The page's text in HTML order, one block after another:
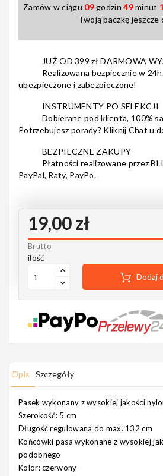
Prezenty
Notes
MAHILELE
Usługi
Zamów w ciągu 09 godzin 49minut
Twoją paczkę jeszcze
JUŻ OD 399 zł DARMOWA
Realizowana bezpiecznie w
ubezpieczone i zabezpieczone!
INSTRUMENTY PO SELEKCJI
Dobierane pod klienta, 100%
Potrzebujesz porady? Kliknij Chat u
BEZPIECZNE ZAKUPY
Płatności realizowane przez
PayPal, Raty, PayPo.
19,00 zł
Brutto
ilość
Dodaj
Opis Szczegóły
Pasek wykonany z wysokiej jakości
Szerokość: 5 cm
Długość regulowana do max. 132 cm
Końcówki pasa wykonane z wysokiej
podobnego
Kolor: czerwony